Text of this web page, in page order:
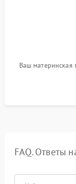
Ваш материнская
FAQ. Ответы